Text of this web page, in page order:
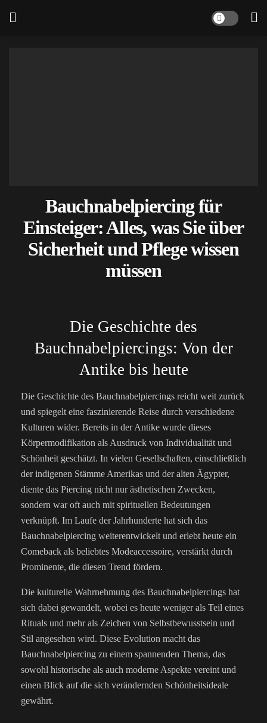
Bauchnabelpiercing für
Einsteiger: Alles, was Sie über
Sicherheit und Pflege wissen
müssen
Die Geschichte des
Bauchnabelpiercings: Von der
Antike bis heute
Die Geschichte des Bauchnabelpiercings reicht weit zurück
und spiegelt eine faszinierende Reise durch verschiedene
Kulturen wider. Bereits in der Antike wurde dieses
Körpermodifikation als Ausdruck von Individualität und
Schönheit geschätzt. In vielen Gesellschaften, einschließlich
der indigenen Stämme Amerikas und der alten Ägypter,
diente das Piercing nicht nur ästhetischen Zwecken,
sondern war oft auch mit spirituellen Bedeutungen
verknüpft. Im Laufe der Jahrhunderte hat sich das
Bauchnabelpiercing weiterentwickelt und erlebt heute ein
Comeback als beliebtes Modeaccessoire, verstärkt durch
Prominente, die diesen Trend fördern.
Die kulturelle Wahrnehmung des Bauchnabelpiercings hat
sich dabei gewandelt, wobei es heute weniger als Teil eines
Rituals und mehr als Zeichen von Selbstbewusstsein und
Stil angesehen wird. Diese Evolution macht das
Bauchnabelpiercing zu einem spannenden Thema, das
sowohl historische als auch moderne Aspekte vereint und
einen Blick auf die sich verändernden Schönheitsideale
gewährt.